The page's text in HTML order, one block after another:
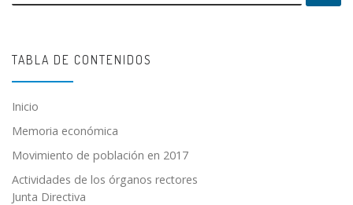
TABLA DE CONTENIDOS
Inicio
Memoria económica
Movimiento de población en 2017
Actividades de los órganos rectores
Junta Directiva